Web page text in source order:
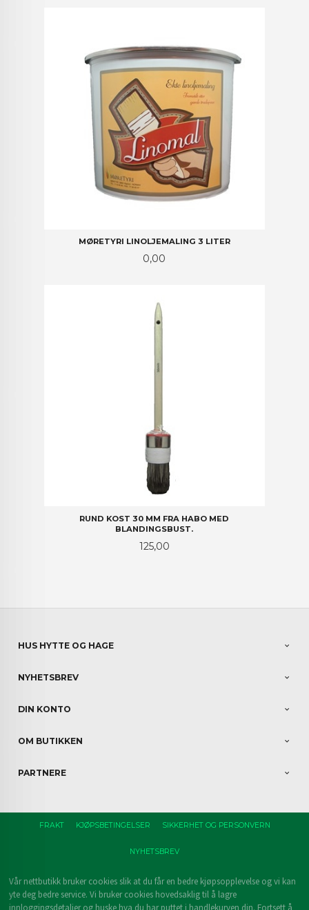
MØRETYRI LINOLJEMALING 3 LITER
Pris
0,00
RUND KOST 30 MM FRA HABO MED
BLANDINGSBUST.
Pris
125,00
HUS HYTTE OG HAGE
NYHETSBREV
DIN KONTO
OM BUTIKKEN
PARTNERE
FRAKT KJØPSBETINGELSER SIKKERHET OG PERSONVERN
NYHETSBREV
Vår nettbutikk bruker cookies slik at du får en bedre kjøpsopplevelse og vi kan
yte deg bedre service. Vi bruker cookies hovedsaklig til å lagre
innloggingsdetaljer og huske hva du har puttet i handlekurven din. Fortsett å